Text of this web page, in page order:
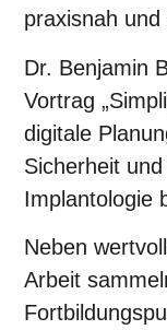
praxisnah
Dr. Benjamin
Vortrag
digitale
Sicherheit
Implantologie
Neben
Arbeit